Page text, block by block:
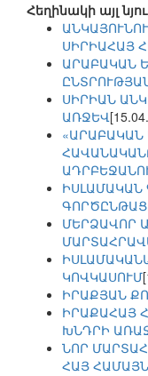
Հեղինակի այլ
ՍԻՐԻԱՀԱՅ
ԱՐԱԲԱԿԱՆ
ՍԻՐԻԱՆ
ԱՌՋԵՎ
«ԱՐԱԲԱԿԱՆ
ՄԵՐՁԱՎՈՐ
ԿՈՎԿԱՍՈՒՄ
ԻՐԱՔՅԱՆ
ԻՐԱՔԱՀԱՅ
ԽՆԴՐԻ
ՆՈՐ
ՀԱՅ